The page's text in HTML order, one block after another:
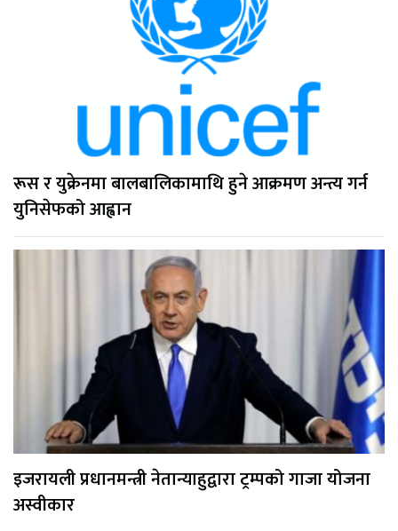
रूस र युक्रेनमा बालबालिकामाथि हुने आक्रमण अन्त्य गर्न
युनिसेफको आह्वान
इजरायली प्रधानमन्त्री नेतान्याहुद्वारा ट्रम्पको गाजा योजना
अस्वीकार